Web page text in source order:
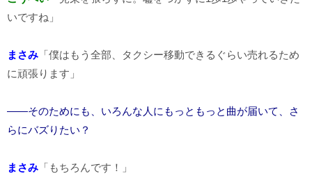
いですね」
まさみ 「僕はもう全部、タクシー移動できるぐらい売れるため
に頑張ります」
――そのためにも、いろんな人にもっともっと曲が届いて、さ
らにバズりたい？
まさみ 「もちろんです！」